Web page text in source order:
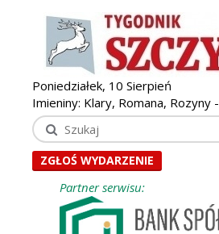
Poniedziałek, 10 Sierpień
Imieniny: Klary, Romana, Rozyny -
ZGŁOŚ WYDARZENIE
Partner serwisu: